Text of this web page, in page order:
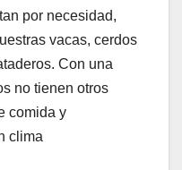
por necesidad,
vacas, cerdos
Con una
no tienen otros
comida y
clima